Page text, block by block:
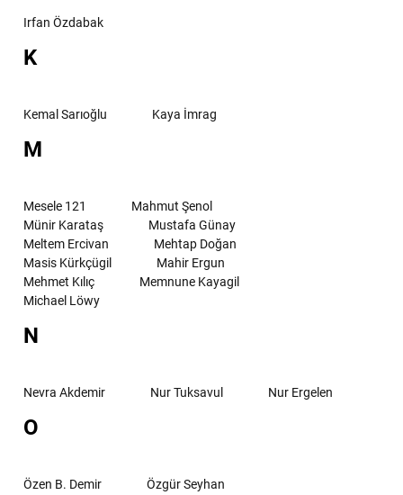
Irfan Özdabak
K
Kemal Sarıoğlu Kaya İmrag
M
Mesele 121
Mahmut Şenol
Münir Karataş
Mustafa Günay
Meltem Ercivan
Mehtap Doğan
Masis Kürkçügil
Mahir Ergun
Mehmet Kılıç
Memnune Kayagil
Michael Löwy
N
Nevra Akdemir Nur Tuksavul Nur Ergelen
O
Özen B. Demir
Özgür Seyhan